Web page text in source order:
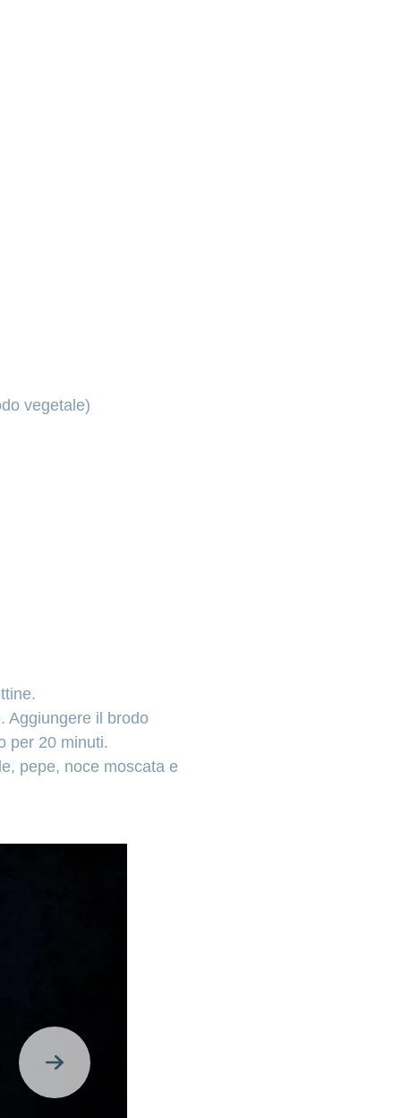
vegetale)
Aggiungere il brodo
per 20 minuti.
pepe, noce moscata e
Avanti